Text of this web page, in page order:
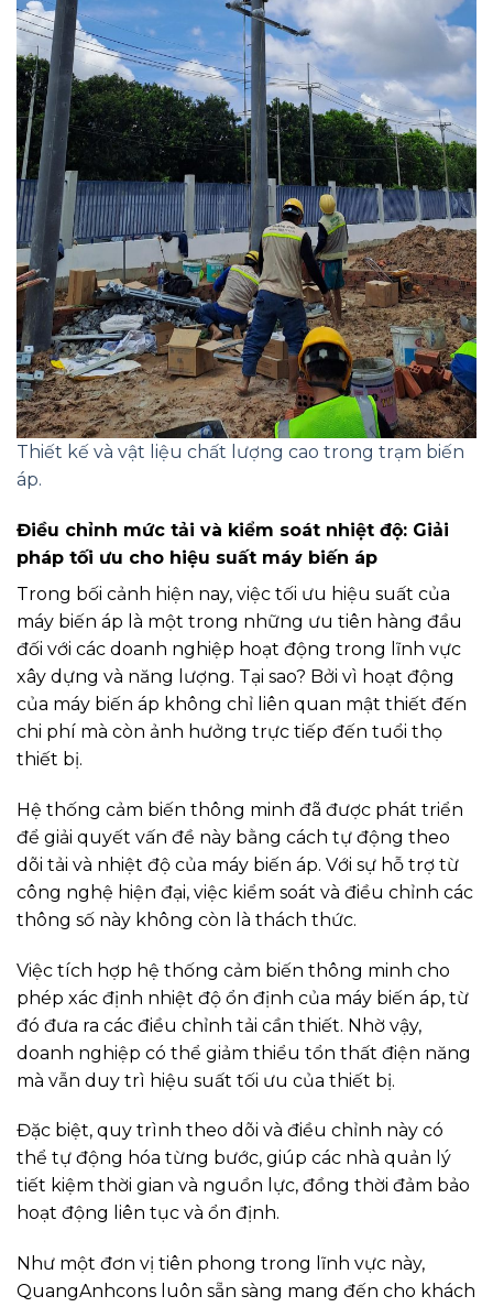
Thiết kế và vật liệu chất lượng cao trong trạm biến
áp.
Điều chỉnh mức tải và kiểm soát nhiệt độ: Giải
pháp tối ưu cho hiệu suất máy biến áp
Trong bối cảnh hiện nay, việc tối ưu hiệu suất của
máy biến áp là một trong những ưu tiên hàng đầu
đối với các doanh nghiệp hoạt động trong lĩnh vực
xây dựng và năng lượng. Tại sao? Bởi vì hoạt động
của máy biến áp không chỉ liên quan mật thiết đến
chi phí mà còn ảnh hưởng trực tiếp đến tuổi thọ
thiết bị.
Hệ thống cảm biến thông minh đã được phát triển
để giải quyết vấn đề này bằng cách tự động theo
dõi tải và nhiệt độ của máy biến áp. Với sự hỗ trợ từ
công nghệ hiện đại, việc kiểm soát và điều chỉnh các
thông số này không còn là thách thức.
Việc tích hợp hệ thống cảm biến thông minh cho
phép xác định nhiệt độ ổn định của máy biến áp, từ
đó đưa ra các điều chỉnh tải cần thiết. Nhờ vậy,
doanh nghiệp có thể giảm thiểu tổn thất điện năng
mà vẫn duy trì hiệu suất tối ưu của thiết bị.
Đặc biệt, quy trình theo dõi và điều chỉnh này có
thể tự động hóa từng bước, giúp các nhà quản lý
tiết kiệm thời gian và nguồn lực, đồng thời đảm bảo
hoạt động liên tục và ổn định.
Như một đơn vị tiên phong trong lĩnh vực này,
QuangAnhcons luôn sẵn sàng mang đến cho khách